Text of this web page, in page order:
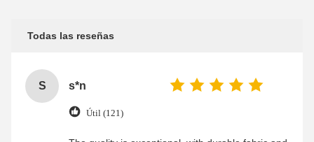
Todas las reseñas
S s*n
Útil (121)